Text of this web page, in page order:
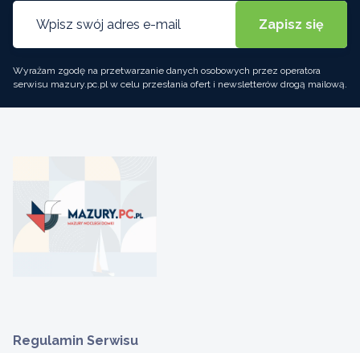
Wyrażam zgodę na przetwarzanie danych osobowych przez operatora
serwisu mazury.pc.pl w celu przesłania ofert i newsletterów drogą mailową.
Regulamin Serwisu